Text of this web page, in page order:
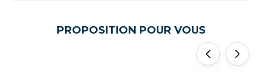
PROPOSITION POUR VOUS
'